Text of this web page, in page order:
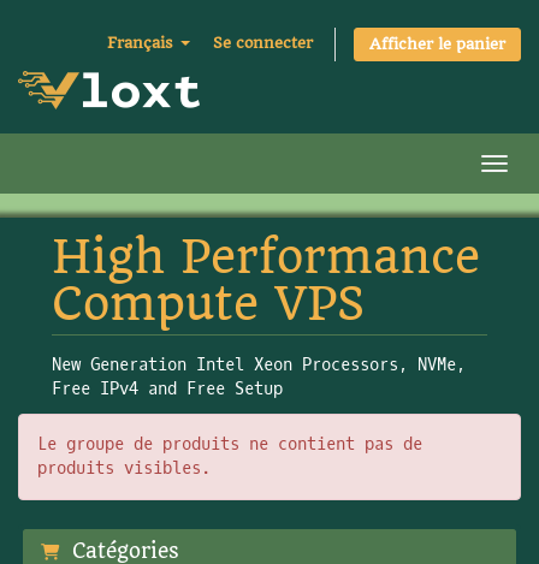
Français Se connecter Afficher le panier
High Performance
Compute VPS
New Generation Intel Xeon Processors, NVMe,
Free IPv4 and Free Setup
Le groupe de produits ne contient pas de
produits visibles.
Catégories